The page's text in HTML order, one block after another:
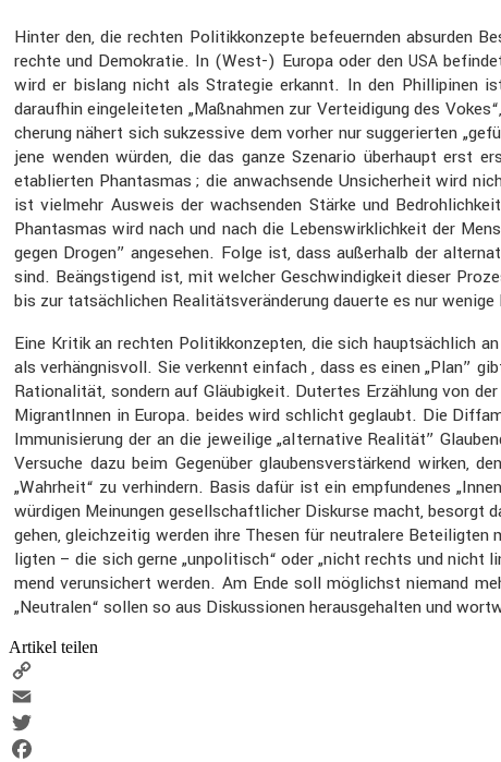
Hinter den, die rechten Politik­kon­zepte befeu­ernden absurden
rechte und Demokratie. In (West-) Europa oder den USA
wird er bislang nicht als Strategie erkannt. In den Philli­pinen
daraufhin einge­lei­teten „Maßnahmen zur Vertei­di­gung des
che­rung nähert sich sukzes­sive dem vorher nur sugge­rierten
jene wenden würden, die das ganze Szenario überhaupt erst
etablierten Phantasmas ; die anwach­sende Unsicher­heit wird
ist vielmehr Ausweis der wachsenden Stärke und
Phantasmas wird nach und nach die Lebens­wirk­lich­keit der
gegen Drogen” angesehen. Folge ist, dass außer­halb der
sind. Beängs­ti­gend ist, mit welcher Geschwin­dig­keit dieser
bis zur tatsäch­li­chen Reali­täts­ver­än­de­rung dauerte es nur wenige
Eine Kritik an rechten Politik­kon­zepten, die sich haupt­säch­lich
als verhäng­nis­voll. Sie verkennt einfach , dass es einen „Plan”
Ratio­na­lität, sondern auf Gläubig­keit. Dutertes Erzäh­lung von
Migran­tInnen in Europa. beides wird schlicht geglaubt. Die
Immuni­sie­rung der an die jewei­lige „alter­na­tive Realität”
Versuche dazu beim Gegen­über glaubens­ver­stär­kend wirken,
„Wahrheit“ zu verhin­dern. Basis dafür ist ein empfun­denes
wür­digen Meinungen gesell­schaft­li­cher Diskurse macht, besorgt
gehen, gleich­zeitig werden ihre Thesen für neutra­lere
ligten – die sich gerne „unpoli­tisch“ oder „nicht rechts und nicht
mend verun­si­chert werden. Am Ende soll möglichst niemand
„Neutralen“ sollen so aus Diskus­sionen heraus­ge­halten und
Artikel teilen
Copy
Link
Email
Twitter